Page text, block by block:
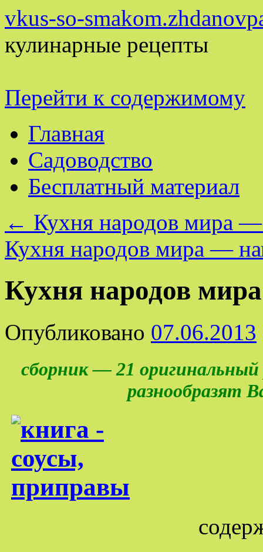
vkus-so-
кулинарные рецепты
Перейти к содержимому
Главная
Садоводство
Бесплатный материал
← Кухня народов мира
Кухня народов мира —
Кухня народов
Опубликовано 07.06.2013
сборник — 21
разнообразят